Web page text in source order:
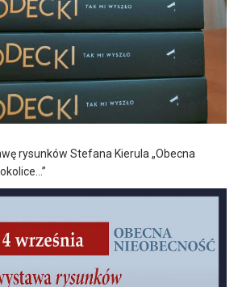
rysunków Stefana Kierula „Obecna